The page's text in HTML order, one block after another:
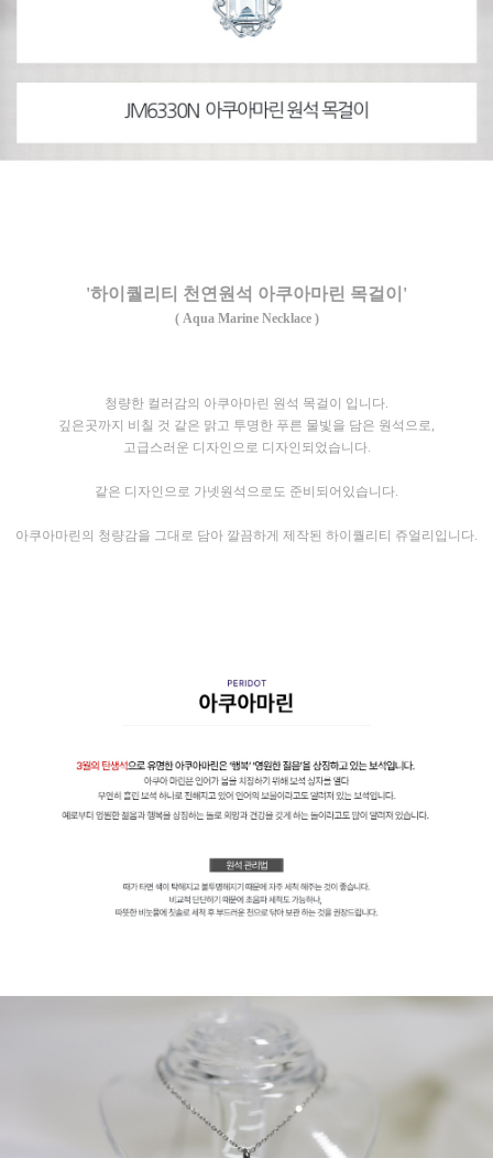
'하이퀄리티 천연원석 아쿠아마린 목걸이'
( Aqua Marine Necklace )
청량한 컬러감의 아쿠아마린 원석 목걸이 입니다.
깊은곳까지 비칠 것 같은 맑고 투명한 푸른 물빛을 담은 원석으로,
고급스러운 디자인으로 디자인되었습니다.
같은 디자인으로 가넷원석으로도 준비되어있습니다.
아쿠아마린의 청량감을 그대로 담아 깔끔하게 제작된 하이퀄리티 쥬얼리입니다.